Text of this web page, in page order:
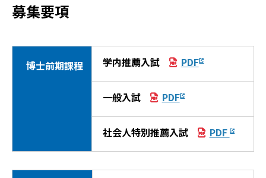
募集要項
博士前期課程 学内推薦入試 PDF
一般入試 PDF
社会人特別推薦入試 PDF